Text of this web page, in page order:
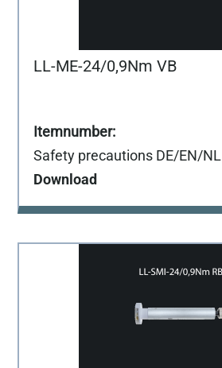
LL-ME-24/0,9Nm VB
Safety precautions DE/EN/NL
Download